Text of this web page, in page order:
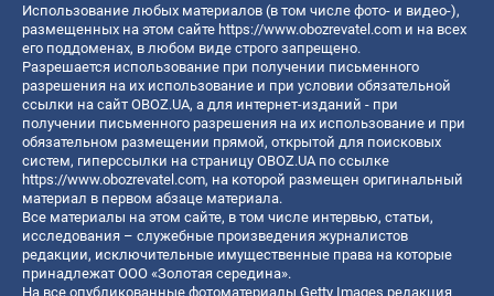
Использование любых материалов (в том числе фото- и видео-),
размещенных на этом сайте https://www.obozrevatel.com и на всех
его поддоменах, в любом виде строго запрещено.
Разрешается использование при получении письменного
разрешения на их использование и при условии обязательной
ссылки на сайт OBOZ.UA, а для интернет-изданий - при
получении письменного разрешения на их использование и при
обязательном размещении прямой, открытой для поисковых
систем, гиперссылки на страницу OBOZ.UA по ссылке
https://www.obozrevatel.com, на которой размещен оригинальный
материал в первом абзаце материала.
Все материалы на этом сайте, в том числе интервью, статьи,
исследования – служебные произведения журналистов
редакции, исключительные имущественные права на которые
принадлежат ООО «Золотая середина».
На все опубликованные фотоматериалы Getty Images редакция